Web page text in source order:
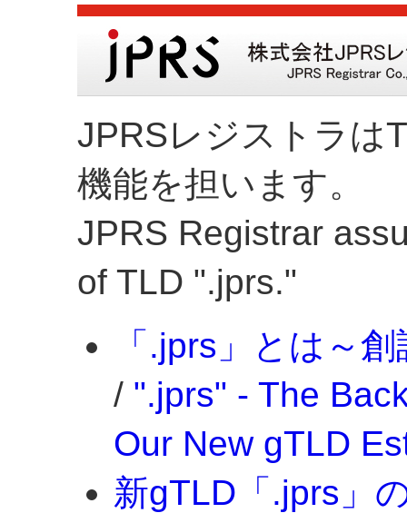
JPRSレジストラは
機能を担います。
JPRS Registrar
of TLD ".jprs."
「.jprs」とは～
/ ".jprs" - The
Our New gTLD
新gTLD「.jprs」